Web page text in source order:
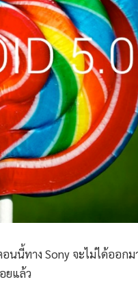
นนี้ทาง Sony จะไม่ได้ออกม
ยแล้ว